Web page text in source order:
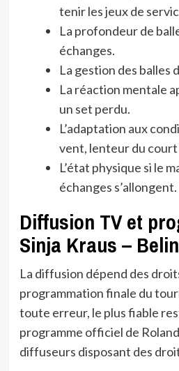
tenir les jeux de
La profondeur de
échanges.
La gestion des balles
La réaction mentale
un set perdu.
L’adaptation aux
vent, lenteur du
L’état physique si le
échanges s’allongent.
Diffusion TV et
Sinja Kraus –
La diffusion dépend des
programmation finale du
toute erreur, le plus fiable
programme officiel de
diffuseurs disposant des